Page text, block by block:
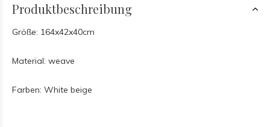
Produktbeschreibung
Größe: 164x42x40cm
Material: weave
Farben: White beige